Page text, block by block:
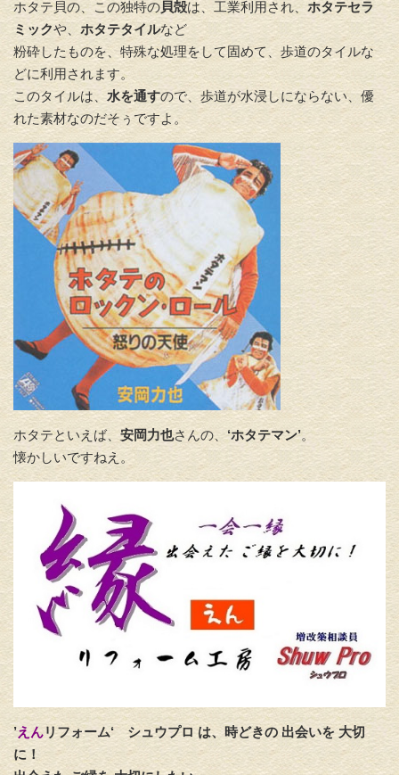
ホタテ貝の、この独特の貝殻は、工業利用され、 ホタテセラ
ミックや、 ホタテタイルなど
粉砕したものを、特殊な処理をして固めて、歩道のタイルな
どに利用されます。
このタイルは、 水を通すので、歩道が水浸しにならない、優
れた素材なのだそぅですよ。
ホタテといえば、 安岡力也さんの、‘ホタテマン’。
懐かしいですねえ。
’えんリフォーム‘シュウプロ は、時どきの 出会いを 大切
に！